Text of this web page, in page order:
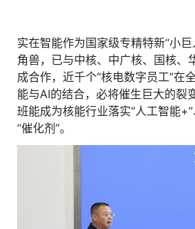
实在智能作为国家级专精特新“小
角兽，已与中核、中广核、国核、
成合作，近千个“核电数字员工”在
能与AI的结合，必将催生巨大的裂
班能成为核能行业落实“人工智能
“催化剂”。